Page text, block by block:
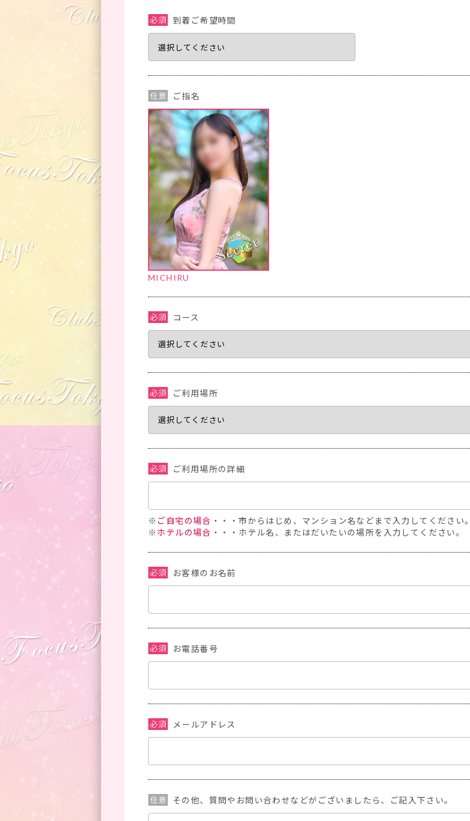
到着ご希望時間
ご指名
MICHIRU
コース
ご利用場所
ご利用場所の詳細
※ ご自宅の場合 ・・・市からはじめ、マンション名などまで入力してください。
※ ホテルの場合 ・・・ホテル名、またはだいたいの場所を入力してください。
お客様のお名前
お電話番号
メールアドレス
その他、質問やお問い合わせなどがございましたら、ご記入下さい。